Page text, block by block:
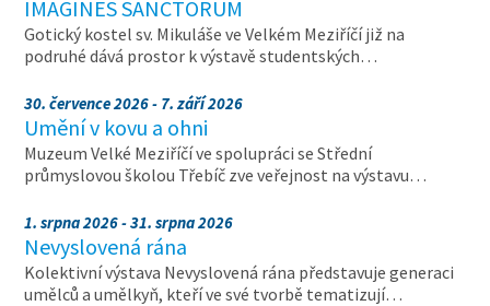
IMAGINES SANCTORUM
Gotický kostel sv. Mikuláše ve Velkém Meziříčí již na
podruhé dává prostor k výstavě studentských…
30. července 2026 - 7. září 2026
Umění v kovu a ohni
Muzeum Velké Meziříčí ve spolupráci se Střední
průmyslovou školou Třebíč zve veřejnost na výstavu…
1. srpna 2026 - 31. srpna 2026
Nevyslovená rána
Kolektivní výstava Nevyslovená rána představuje generaci
umělců a umělkyň, kteří ve své tvorbě tematizují…